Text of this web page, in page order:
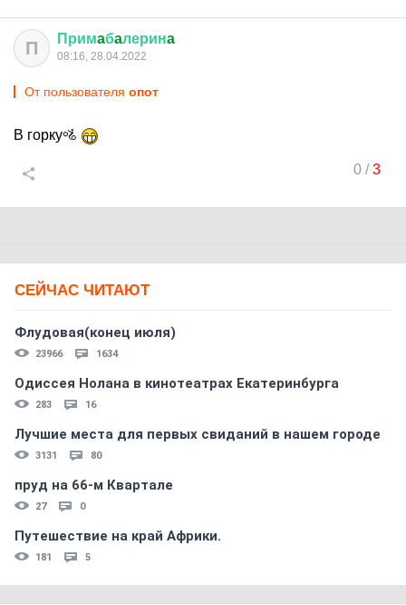
П Примaбaлеринa
08:16, 28.04.2022
От пользователя опот
В горку🚵
0/3
СЕЙЧАС ЧИТАЮТ
Флудовая(конец июля)
23966 1634
Одиссея Нолана в кинотеатрах Екатеринбурга
283 16
Лучшие места для первых свиданий в нашем городе
3131 80
пруд на 66-м Квартале
27 0
Путешествие на край Африки.
181 5